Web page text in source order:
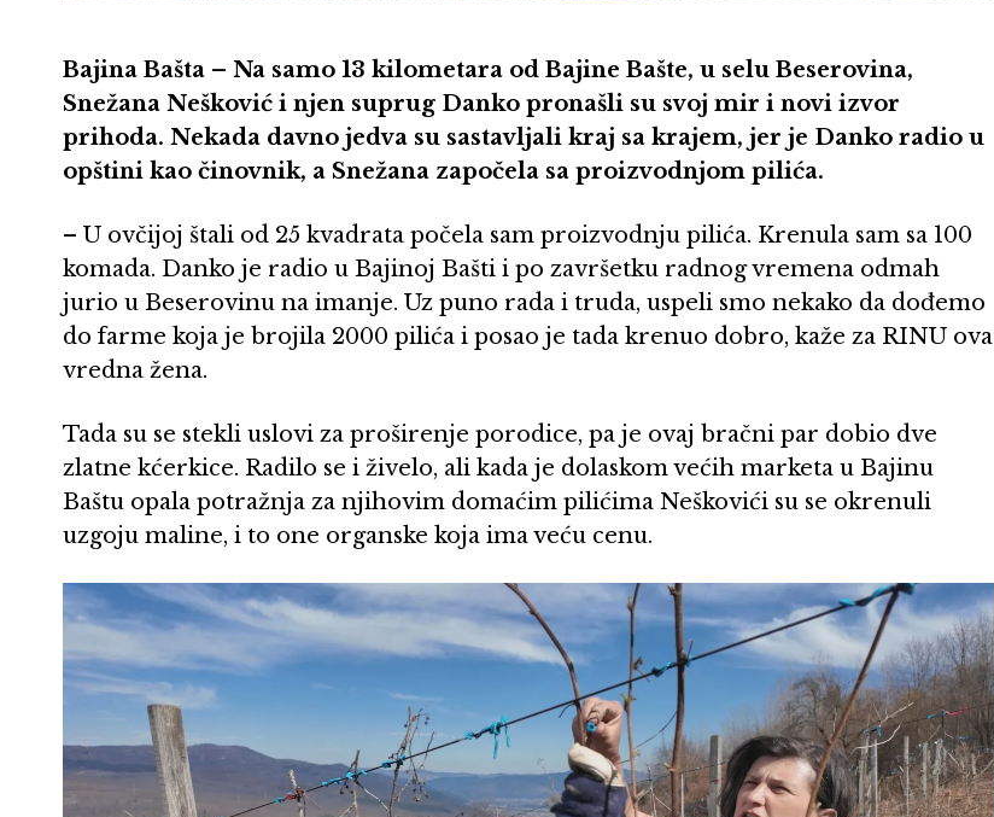
Bajina Bašta – Na samo 13 kilometara od Bajine Bašte, u selu Beserovina,
Snežana Nešković i njen suprug Danko pronašli su svoj mir i novi izvor
prihoda. Nekada davno jedva su sastavljali kraj sa krajem, jer je Danko radio u
opštini kao činovnik, a Snežana započela sa proizvodnjom pilića.
– U ovčijoj štali od 25 kvadrata počela sam proizvodnju pilića. Krenula sam sa 100
komada. Danko je radio u Bajinoj Bašti i po završetku radnog vremena odmah
jurio u Beserovinu na imanje. Uz puno rada i truda, uspeli smo nekako da dođemo
do farme koja je brojila 2000 pilića i posao je tada krenuo dobro, kaže za RINU ova
vredna žena.
Tada su se stekli uslovi za proširenje porodice, pa je ovaj bračni par dobio dve
zlatne kćerkice. Radilo se i živelo, ali kada je dolaskom većih marketa u Bajinu
Baštu opala potražnja za njihovim domaćim pilićima Neškovići su se okrenuli
uzgoju maline, i to one organske koja ima veću cenu.